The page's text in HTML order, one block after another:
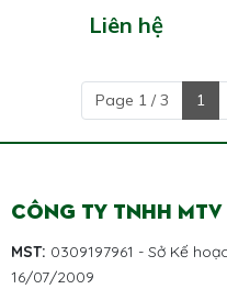
Liên hệ
Page 1 / 3 1
CÔNG TY TNHH
MST: 0309197961 - Sở Kế
16/07/2009